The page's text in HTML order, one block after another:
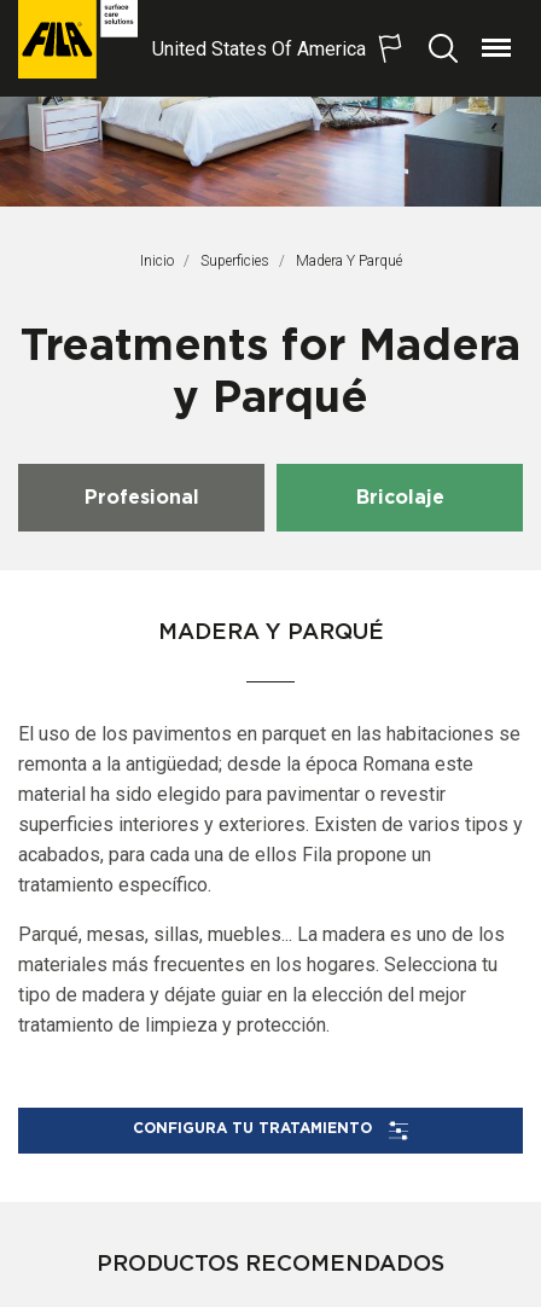
FILA
Solutions
S.p.A.
SB
United States Of America
BuscarMenú
Inicio Superficies Página Actual:
Madera Y Parqué
Treatments for Madera
y Parqué
Profesional Bricolaje
MADERA Y PARQUÉ
El uso de los pavimentos en parquet en las habitaciones se
remonta a la antigüedad; desde la época Romana este
material ha sido elegido para pavimentar o revestir
superficies interiores y exteriores. Existen de varios tipos y
acabados, para cada una de ellos Fila propone un
tratamiento específico.
Parqué, mesas, sillas, muebles... La madera es uno de los
materiales más frecuentes en los hogares. Selecciona tu
tipo de madera y déjate guiar en la elección del mejor
tratamiento de limpieza y protección.
CONFIGURA TU TRATAMIENTO
PRODUCTOS RECOMENDADOS